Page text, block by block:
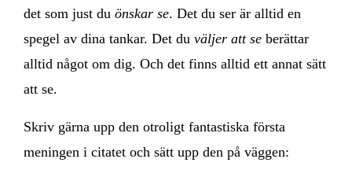
det som just du önskar se. Det du ser är alltid en
spegel av dina tankar. Det du väljer att se berättar
alltid något om dig. Och det finns alltid ett annat sätt
att se.
Skriv gärna upp den otroligt fantastiska första
meningen i citatet och sätt upp den på väggen: